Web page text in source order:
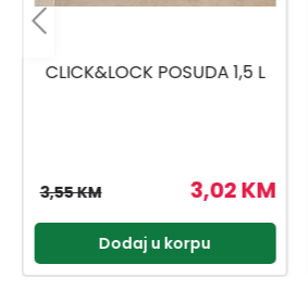
TITIZ POSUDA ZA BEBI
2,47 KM
2,90 KM
Dodaj u korpu